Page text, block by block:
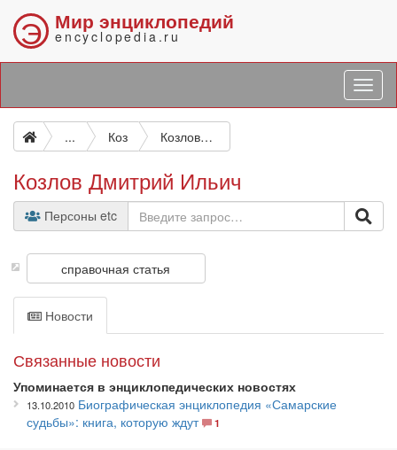
Э Мир энциклопедий
encyclopedia.ru
... Коз Козлов Дмитрий Ильич
Козлов Дмитрий Ильич
Персоны etc
справочная статья
Новости
Связанные новости
Упоминается в энциклопедических новостях
13.10.2010 Биографическая энциклопедия «Самарские
судьбы»: книга, которую ждут
1